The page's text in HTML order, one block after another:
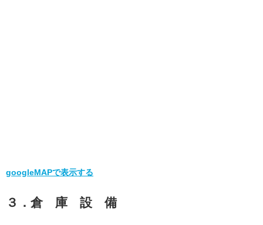
googleMAPで表示する
３．倉 庫 設 備